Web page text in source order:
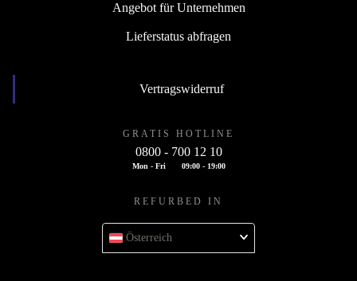
Angebot für Unternehmen
Lieferstatus abfragen
Vertragswiderruf
GRATIS HOTLINE
0800 - 700 12 10
Mon - Fri 09:00 - 19:00
REFURBED IN
Österreich